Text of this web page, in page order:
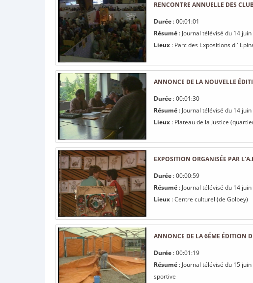
RENCONTRE ANNUELLE DES
Durée : 00:01:01
Résumé : Journal télévisé du 14
Lieux : Parc des Expositions d '
ANNONCE DE LA NOUVELLE
Durée : 00:01:30
Résumé : Journal télévisé du 14
Lieux : Plateau de la Justice
EXPOSITION ORGANISÉE PAR
Durée : 00:00:59
Résumé : Journal télévisé du 14
Lieux : Centre culturel (de Golbey)
ANNONCE DE LA 6ÉME ÉDITION
Durée : 00:01:19
Résumé : Journal télévisé du 15
sportive